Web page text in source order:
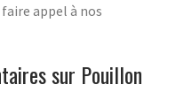
appel à nos
sur Pouillon